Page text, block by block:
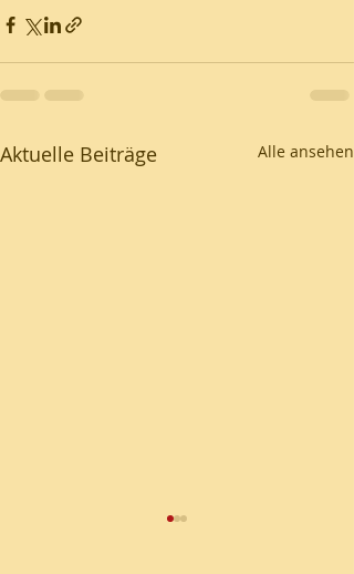
Aktuelle Beiträge Alle ansehen